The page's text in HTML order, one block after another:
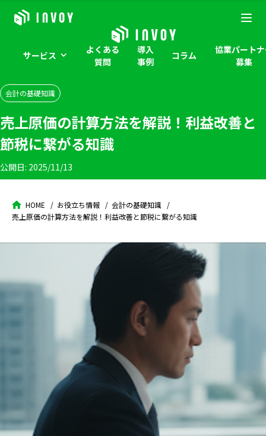
サービス
よくある
質問
導入
事例
コラム
協業パート
募集
会計の基礎知識
売上原価の計算方法を解説！利益改善と
節税に繋がる知識
公開日: 2025/11/13
HOME お役立ち情報
会計の基礎知識
売上原価の計算方法を解説！利益改善と節税に繋がる知識